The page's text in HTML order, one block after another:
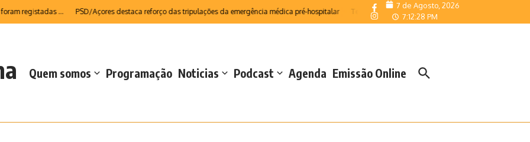
registadas ... PSD/Açores destaca reforço das tripulações da emergência médica pré-hospitalar Telemonitorização reforça resposta das Salas de
7 de Agosto, 2026
7:12:29 PM
Quem somos Programação Noticias Podcast Agenda Emissão Online